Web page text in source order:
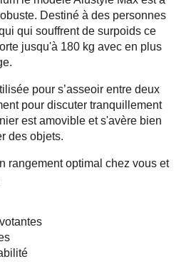
Destiné à des personnes
qui souffrent de surpoids ce
jusqu'à 180 kg avec en plus
pour s’asseoir entre deux
pour discuter tranquillement
est amovible et s'avère bien
des objets.
rangement optimal chez vous et